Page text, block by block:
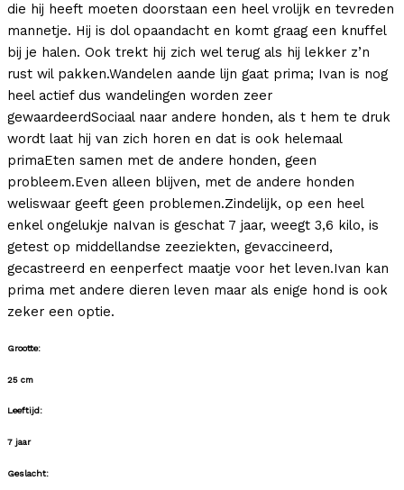
die hij heeft moeten doorstaan een heel vrolijk en tevreden
mannetje. Hij is dol opaandacht en komt graag een knuffel
bij je halen. Ook trekt hij zich wel terug als hij lekker z’n
rust wil pakken.Wandelen aande lijn gaat prima; Ivan is nog
heel actief dus wandelingen worden zeer
gewaardeerdSociaal naar andere honden, als t hem te druk
wordt laat hij van zich horen en dat is ook helemaal
primaEten samen met de andere honden, geen
probleem.Even alleen blijven, met de andere honden
weliswaar geeft geen problemen.Zindelijk, op een heel
enkel ongelukje naIvan is geschat 7 jaar, weegt 3,6 kilo, is
getest op middellandse zeeziekten, gevaccineerd,
gecastreerd en eenperfect maatje voor het leven.Ivan kan
prima met andere dieren leven maar als enige hond is ook
zeker een optie.
Grootte:
25 cm
Leeftijd:
7 jaar
Geslacht: